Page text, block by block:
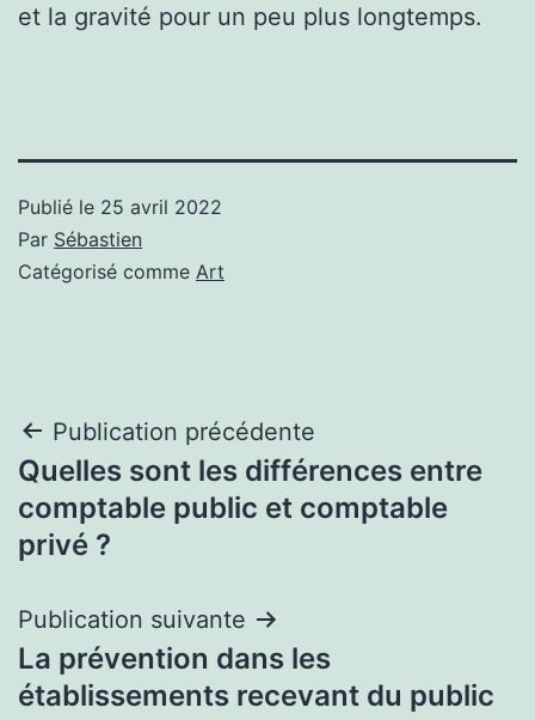
et la gravité pour un peu plus longtemps.
Publié le 25 avril 2022
Par Sébastien
Catégorisé comme Art
Navigation
de
l’article
Publication précédente
Quelles sont les différences entre
comptable public et comptable
privé ?
Publication suivante
La prévention dans les
établissements recevant du public